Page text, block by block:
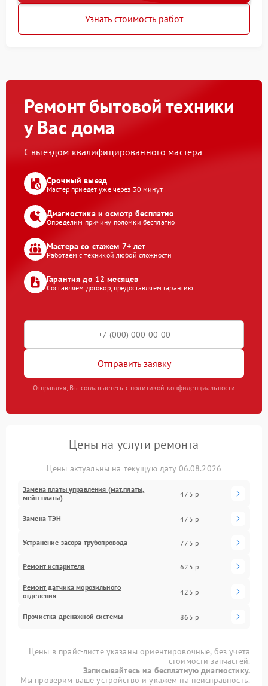
Узнать стоимость работ
Ремонт бытовой техники
у Вас дома
С выездом квалифицированного мастера
Срочный выезд
Мастер приедет уже через 30 минут
Диагностика и осмотр бесплатно
Определим причину поломки бесплатно
Мастера со стажем 7+ лет
Работаем с техникой любой сложности
Гарантия до 12 месяцев
Составляем договор, предоставляем гарантию
Отправить заявку
Отправляя, Вы соглашаетесь с политикой конфиденциальности
Цены на услуги ремонта
Цены актуальны на текущую дату 06.08.2026
Замена платы управления (мат.платы,
мейн платы)
475 р
Замена ТЭН 475 р
Устранение засора трубопровода 775 р
Ремонт испарителя 625 р
Ремонт датчика морозильного
отделения
425 р
Прочистка дренажной системы 865 р
Цены в прайс-листе указаны ориентировочные, без учета
стоимости запчастей.
Записывайтесь на бесплатную диагностику.
Мы проверим ваше устройство и укажем на неисправность.